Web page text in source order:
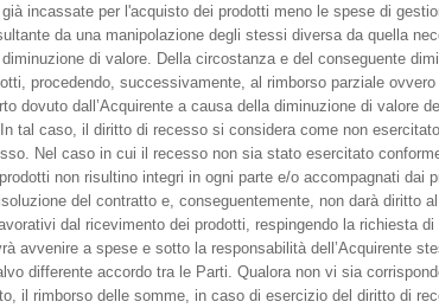
incassate per l'acquisto dei prodotti meno le spese di
da una manipolazione degli stessi diversa da quella
di valore. Della circostanza e del conseguente
procedendo, successivamente, al rimborso parziale
dovuto dall’Acquirente a causa della diminuzione di valore
caso, il diritto di recesso si considera come non
Nel caso in cui il recesso non sia stato esercitato
non risultino integri in ogni parte e/o accompagnati dai
del contratto e, conseguentemente, non darà diritto
dal ricevimento dei prodotti, respingendo la richiesta
avvenire a spese e sotto la responsabilità dell’Acquirente
differente accordo tra le Parti. Qualora non vi sia
il rimborso delle somme, in caso di esercizio del diritto di